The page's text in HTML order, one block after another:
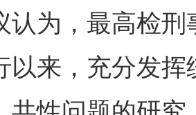
，最高检刑
以来，充分发